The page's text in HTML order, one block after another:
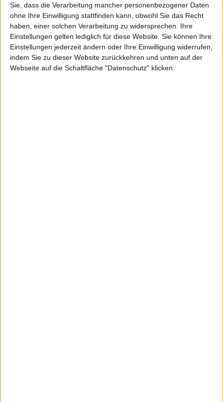
Sie, dass die Verarbeitung mancher personenbezogener Daten
ohne Ihre Einwilligung stattfinden kann, obwohl Sie das Recht
haben, einer solchen Verarbeitung zu widersprechen. Ihre
Einstellungen gelten lediglich für diese Website. Sie können Ihre
Einstellungen jederzeit ändern oder Ihre Einwilligung widerrufen,
indem Sie zu dieser Website zurückkehren und unten auf der
Webseite auf die Schaltfläche "Datenschutz" klicken.
Der Monitor folgt auf Apples Thunderbolt Display,das
im Jahr 2016 abgesetzt wurde.